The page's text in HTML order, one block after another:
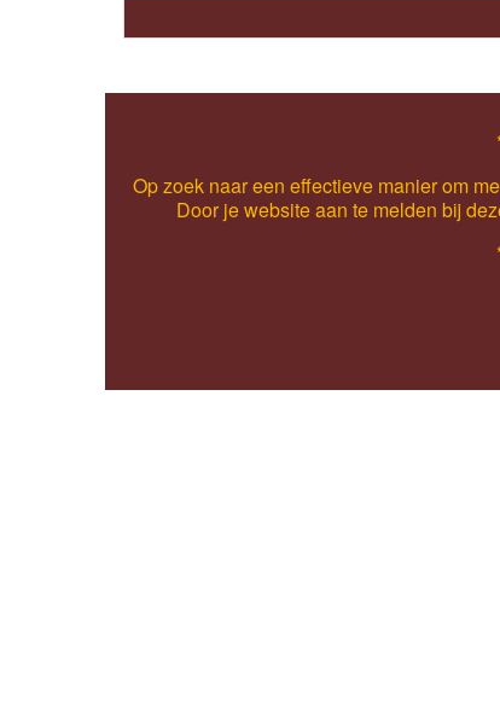
Op zoek naar een effectieve manier om
Door je website aan te melden bij